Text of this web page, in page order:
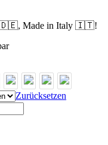
🇩🇪, Made in Italy 🇮🇹!
Zurücksetzen